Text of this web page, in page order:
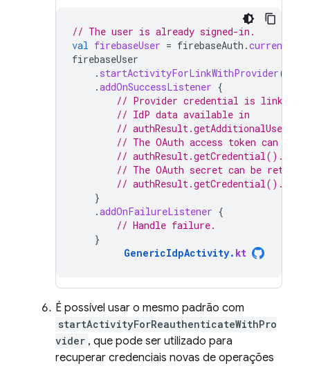
// The user is already signed-in.
val firebaseUser = firebaseAuth .currentUser
firebaseUser
. startActivityForLinkWithProvider(
.addOnSuccessListener {
// Provider credential is linked
// IdP data available in
//
// The OAuth access token can
//
// The OAuth secret can be
//
}
.addOnFailureListener {
// Handle failure.
}
GenericIdpActivity. kt
É possível usar o mesmo padrão com
startActivityForReauthenticateWithPro
vider , que pode ser utilizado para
recuperar credenciais novas de operações